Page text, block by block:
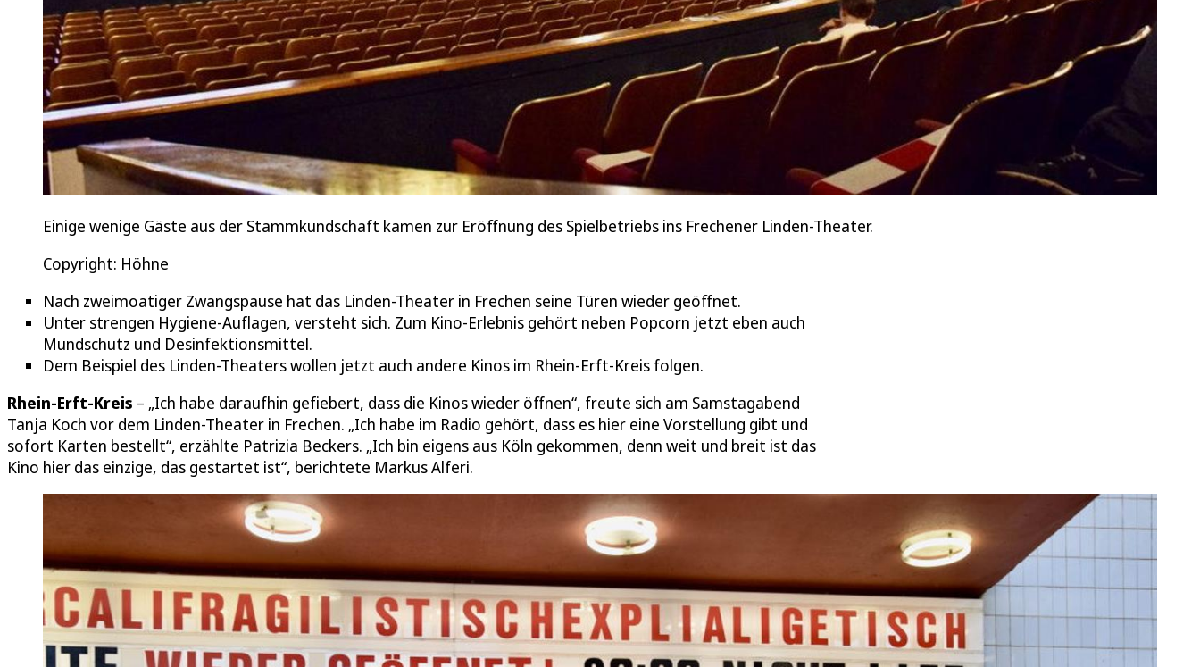
Einige wenige Gäste aus der Stammkundschaft kamen zur Eröffnung des Spielbetriebs ins Frechener Linden-Theater.
Copyright: Höhne
Nach zweimoatiger Zwangspause hat das Linden-Theater in Frechen seine Türen wieder geöffnet.
Unter strengen Hygiene-Auflagen, versteht sich. Zum Kino-Erlebnis gehört neben Popcorn jetzt eben auch
Mundschutz und Desinfektionsmittel.
Dem Beispiel des Linden-Theaters wollen jetzt auch andere Kinos im Rhein-Erft-Kreis folgen.
Rhein-Erft-Kreis – „Ich habe daraufhin gefiebert, dass die Kinos wieder öffnen“, freute sich am Samstagabend
Tanja Koch vor dem Linden-Theater in Frechen. „Ich habe im Radio gehört, dass es hier eine Vorstellung gibt und
sofort Karten bestellt“, erzählte Patrizia Beckers. „Ich bin eigens aus Köln gekommen, denn weit und breit ist das
Kino hier das einzige, das gestartet ist“, berichtete Markus Alferi.